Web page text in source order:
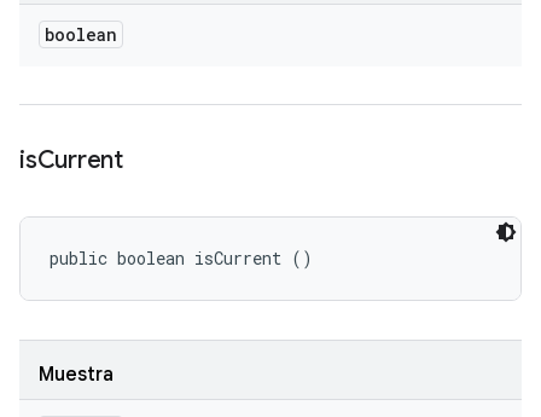
boolean
isCurrent
public boolean isCurrent ()
Muestra